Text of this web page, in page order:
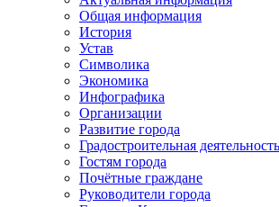
Общая информация
История
Устав
Символика
Экономика
Инфографика
Организации
Развитие города
Градостроительная деятельность
Гостям города
Почётные граждане
Руководители города